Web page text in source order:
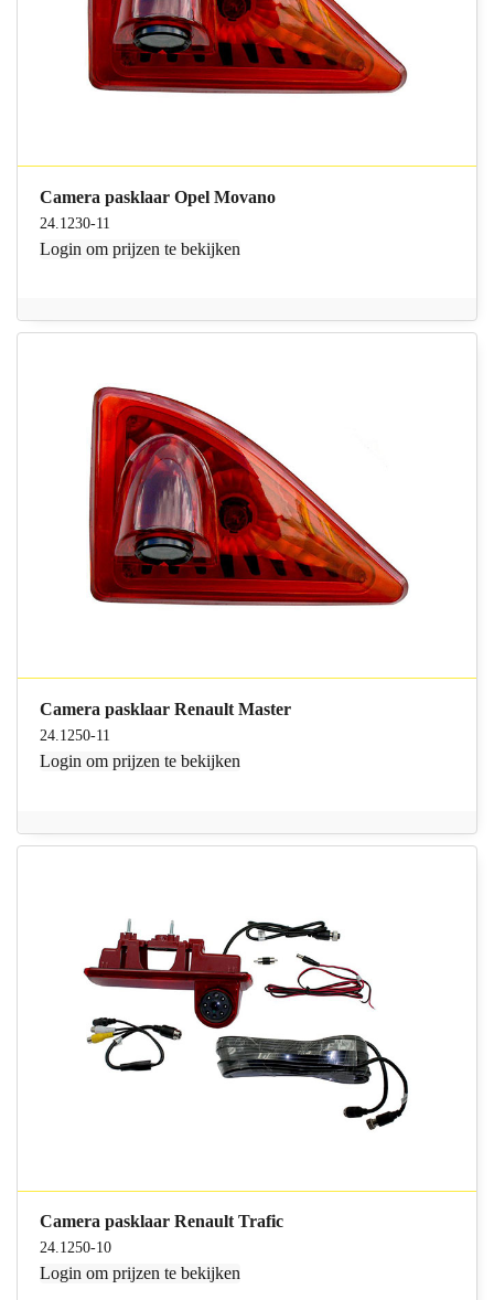
Camera pasklaar Opel Movano
24.1230-11
Login om prijzen te bekijken
Camera pasklaar Renault Master
24.1250-11
Login om prijzen te bekijken
Camera pasklaar Renault Trafic
24.1250-10
Login om prijzen te bekijken